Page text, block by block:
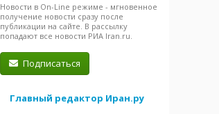
Новости в On-Line режиме - мгновенное
получение новости сразу после
публикации на сайте. В рассылку
попадают все новости РИА Iran.ru.
Подписаться
Главный редактор Иран.ру